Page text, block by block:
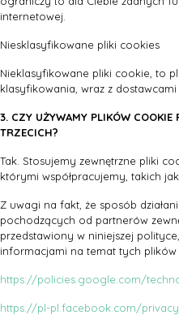
internetowej.
Niesklasyfikowane pliki cookies
Nieklasyfikowane pliki cookie, to
klasyfikowania, wraz z
3. CZY UŻYWAMY PLIKÓW
TRZECICH?
Tak. Stosujemy zewnętrzne pliki
którymi współpracujemy, takich
Z uwagi na fakt, że sposób
pochodzących od partnerów
przedstawiony w niniejszej
informacjami na temat tych
https://policies.google.com/
https://pl-pl.facebook.com/